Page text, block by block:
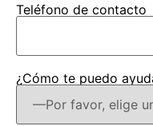
Teléfono de contacto
¿Cómo te puedo